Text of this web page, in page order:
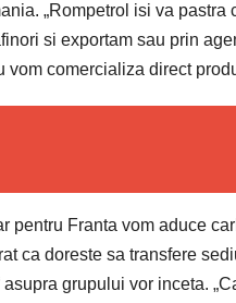
„Rompetrol isi va pastra
si exportam sau prin
comercializa direct
Franta vom aduce
ca doreste sa transfere
grupului vor inceta.